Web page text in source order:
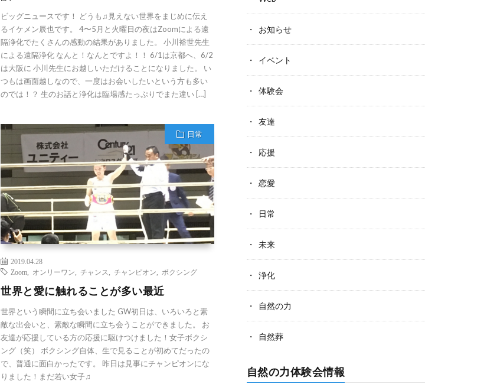
ビッグニュースです！ どうも♫見えない世界をまじめに伝え
るイケメン辰也です。 4〜5月と火曜日の夜はZoomによる遠
隔浄化でたくさんの感動の結果がありました。 小川裕世先生
による遠隔浄化 なんと！なんとですよ！！ 6/1は京都へ、6/2
は大阪に 小川先生にお越しいただけることになりました。 い
つもは画面越しなので、一度はお会いしたいという方も多い
のでは！？ 生のお話と浄化は臨場感たっぷりでまた違い […]
日常
2019.04.28
Zoom
オンリーワン ,チャンス ,チャンピオン ボクシング
世界と愛に触れることが多い最近
世界という瞬間に立ち会いました GW初日は、いろいろと素
敵な出会いと、素敵な瞬間に立ち会うことができました。 お
友達が応援している方の応援に駆けつけました！女子ボクシ
ング（笑） ボクシング自体、生で見ることが初めてだったの
で、普通に面白かったです。 昨日は見事にチャンピオンにな
りました！まだ若い女子♫
お知らせ
イベント
体験会
友達
応援
恋愛
日常
未来
浄化
自然の力
自然葬
自然の力体験会情報